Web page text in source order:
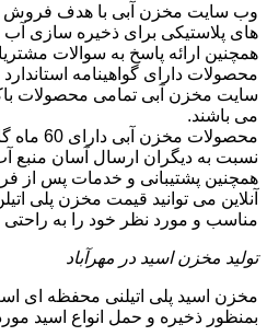
وب سایت مخزن آبی با هدف فروش
های پلاستیکی برای ذخیره سازی آب
همچنین ارائه پاسخ به سوالات
محصولات دارای گواهینامه
سایت مخزن آبی تمامی محصولات
می باشند.
محصولات
نسبت به دیگران ارسال آسان منبع
همچنین پشتیبانی و خدمات پس از
آنلاین می توانید قیمت مخزن پلی
مناسب و مورد نظر خود را به راحتی
تولید مخزن اسید در مهرآباد
مخزن اسید پلی اتیلنی محفظه ای
بمنظور ذخیره و حمل انواع اسید